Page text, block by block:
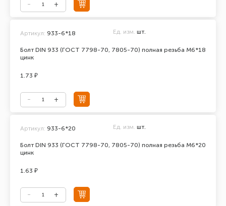
Болт DIN 933 (ГОСТ 7798-70, 7805-70) полная резьба М6*18
цинк
Артикул: 933-6*18 Ед. изм. шт.
1.73 ₽
Болт DIN 933 (ГОСТ 7798-70, 7805-70) полная резьба М6*20
цинк
Артикул: 933-6*20 Ед. изм. шт.
1.63 ₽